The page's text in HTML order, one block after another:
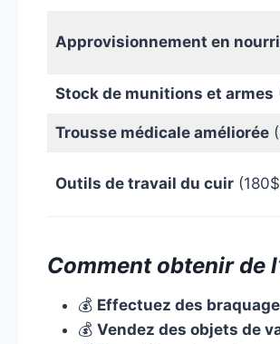
Approvisionnement en
Stock de munitions et armes
Trousse médicale améliorée
Outils de travail du cuir
Comment obtenir de
💰 Effectuez des
💰 Vendez des objets de